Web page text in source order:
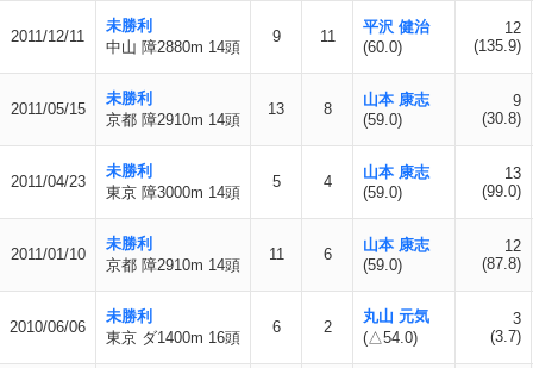
2011/12/11
未勝利
中山 障2880m 14頭
9 11
平沢 健治
(60.0)
12
(135.9)
2011/05/15
未勝利
京都 障2910m 14頭
13 8
山本 康志
(59.0)
9
(30.8)
2011/04/23
未勝利
東京 障3000m 14頭
5 4
山本 康志
(59.0)
13
(99.0)
2011/01/10
未勝利
京都 障2910m 14頭
11 6
山本 康志
(59.0)
12
(87.8)
2010/06/06
未勝利
東京 ダ1400m 16頭
6 2
丸山 元気
(△54.0)
3
(3.7)